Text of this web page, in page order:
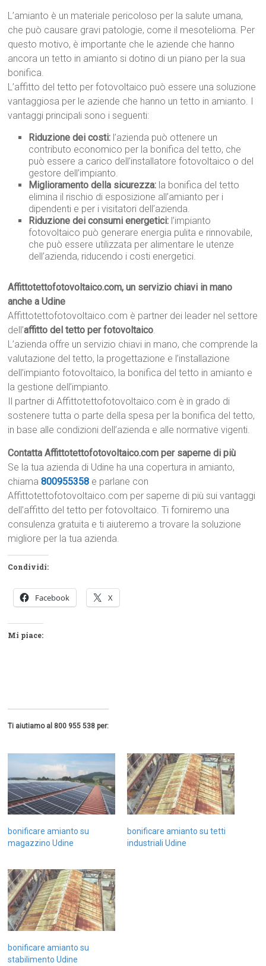
L’amianto è un materiale pericoloso per la salute umana,
che può causare gravi patologie, come il mesotelioma. Per
questo motivo, è importante che le aziende che hanno
ancora un tetto in amianto si dotino di un piano per la sua
bonifica.
L’affitto del tetto per fotovoltaico può essere una soluzione
vantaggiosa per le aziende che hanno un tetto in amianto. I
vantaggi principali sono i seguenti:
Riduzione dei costi: l’azienda può ottenere un
contributo economico per la bonifica del tetto, che
può essere a carico dell’installatore fotovoltaico o del
gestore dell’impianto.
Miglioramento della sicurezza: la bonifica del tetto
elimina il rischio di esposizione all’amianto per i
dipendenti e per i visitatori dell’azienda.
Riduzione dei consumi energetici: l’impianto
fotovoltaico può generare energia pulita e rinnovabile,
che può essere utilizzata per alimentare le utenze
dell’azienda, riducendo i costi energetici.
Affittotettofotovoltaico.com, un servizio chiavi in mano
anche a Udine
Affittotettofotovoltaico.com è partner dei leader nel settore
dell’affitto del tetto per fotovoltaico.
L’azienda offre un servizio chiavi in mano, che comprende la
valutazione del tetto, la progettazione e l’installazione
dell’impianto fotovoltaico, la bonifica del tetto in amianto e
la gestione dell’impianto.
Il partner di Affittotettofotovoltaico.com è in grado di
sostenere tutta o parte della spesa per la bonifica del tetto,
in base alle condizioni dell’azienda e alle normative vigenti.
Contatta Affittotettofotovoltaico.com per saperne di più
Se la tua azienda di Udine ha una copertura in amianto,
chiama800955358 e parlane con
Affittotettofotovoltaico.com per saperne di più sui vantaggi
dell’affitto del tetto per fotovoltaico. Ti forniremo una
consulenza gratuita e ti aiuteremo a trovare la soluzione
migliore per la tua azienda.
Condividi:
Facebook X
Mi piace:
Ti aiutiamo al 800 955 538 per:
bonificare amianto su
magazzino Udine
bonificare amianto su tetti
industriali Udine
bonificare amianto su
stabilimento Udine